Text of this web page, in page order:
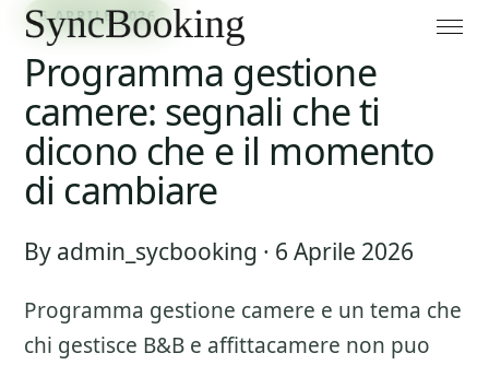
6 APRILE 2026
Programma gestione
camere: segnali che ti
dicono che e il momento
di cambiare
By admin_sycbooking · 6 Aprile 2026
Programma gestione camere e un tema che
chi gestisce B&B e affittacamere non puo